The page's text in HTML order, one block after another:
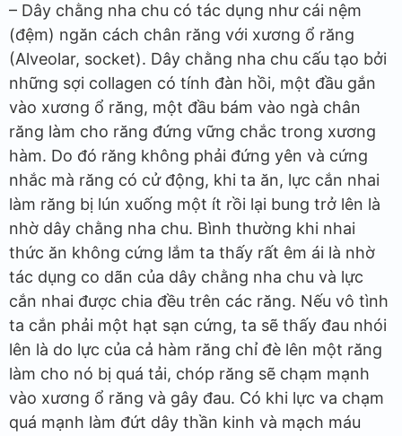
– Dây chằng nha chu có tác dụng như cái nệm
(đệm) ngăn cách chân răng với xương ổ răng
(Alveolar, socket). Dây chằng nha chu cấu tạo bởi
những sợi collagen có tính đàn hồi, một đầu gắn
vào xương ổ răng, một đầu bám vào ngà chân
răng làm cho răng đứng vững chắc trong xương
hàm. Do đó răng không phải đứng yên và cứng
nhắc mà răng có cử động, khi ta ăn, lực cắn nhai
làm răng bị lún xuống một ít rồi lại bung trở lên là
nhờ dây chằng nha chu. Bình thường khi nhai
thức ăn không cứng lắm ta thấy rất êm ái là nhờ
tác dụng co dãn của dây chằng nha chu và lực
cắn nhai được chia đều trên các răng. Nếu vô tình
ta cắn phải một hạt sạn cứng, ta sẽ thấy đau nhói
lên là do lực của cả hàm răng chỉ đè lên một răng
làm cho nó bị quá tải, chóp răng sẽ chạm mạnh
vào xương ổ răng và gây đau. Có khi lực va chạm
quá mạnh làm đứt dây thần kinh và mạch máu